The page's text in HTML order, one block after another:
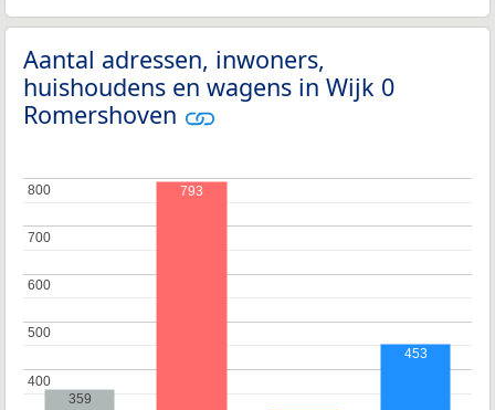
Aantal adressen, inwoners,
huishoudens en wagens in Wijk 0
Romershoven
400
400
500
500
600
600
700
700
800
800
359
793
453